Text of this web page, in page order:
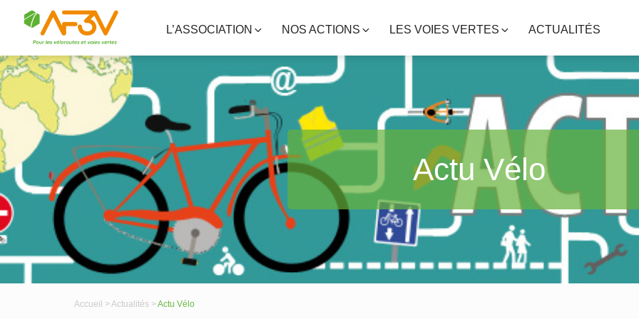
L’ASSOCIATION NOS ACTIONS LES VOIES VERTES ACTUALITÉS
Actu Vélo
Accueil > Actualités > Actu Vélo